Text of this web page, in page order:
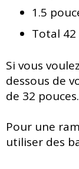
1.5
Total 42
Si vous
dessous de
de 32 pouces.
Pour une
utiliser des